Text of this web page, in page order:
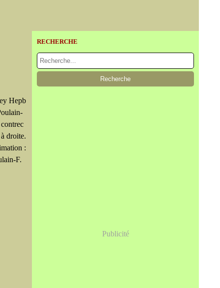
Hepb
droite.
:
F.
RECHERCHE
Publicité